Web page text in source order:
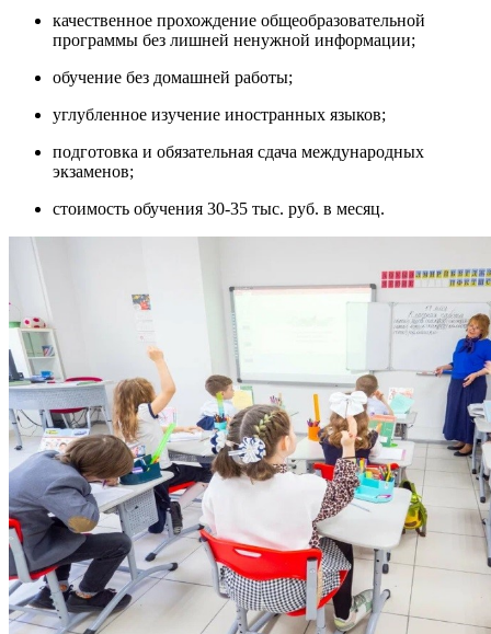
качественное прохождение общеобразовательной
программы без лишней ненужной информации;
обучение без домашней работы;
углубленное изучение иностранных языков;
подготовка и обязательная сдача международных
экзаменов;
стоимость обучения 30-35 тыс. руб. в месяц.